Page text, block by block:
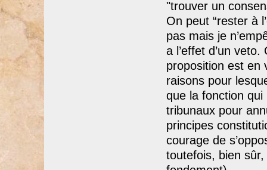
"trouver un
On peut “rester à
pas mais je
a l’effet d’un
proposition est en
raisons pour
que la fonction
tribunaux pour
principes
courage de
toutefois, bien